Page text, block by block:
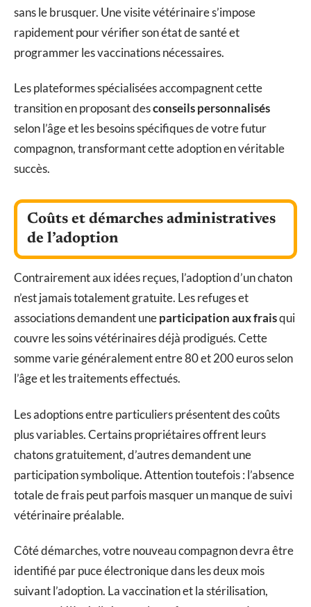
sans le brusquer. Une visite vétérinaire s’impose
rapidement pour vérifier son état de santé et
programmer les vaccinations nécessaires.
Les plateformes spécialisées accompagnent cette
transition en proposant desconseils personnalisés
selon l’âge et les besoins spécifiques de votre futur
compagnon, transformant cette adoption en véritable
succès.
Coûts et démarches administratives
de l’adoption
Contrairement aux idées reçues, l’adoption d’un chaton
n’est jamais totalement gratuite. Les refuges et
associations demandent uneparticipation aux fraisqui
couvre les soins vétérinaires déjà prodigués. Cette
somme varie généralement entre 80 et 200 euros selon
l’âge et les traitements effectués.
Les adoptions entre particuliers présentent des coûts
plus variables. Certains propriétaires offrent leurs
chatons gratuitement, d’autres demandent une
participation symbolique. Attention toutefois : l’absence
totale de frais peut parfois masquer un manque de suivi
vétérinaire préalable.
Côté démarches, votre nouveau compagnon devra être
identifié par puce électronique dans les deux mois
suivant l’adoption. La vaccination et la stérilisation,